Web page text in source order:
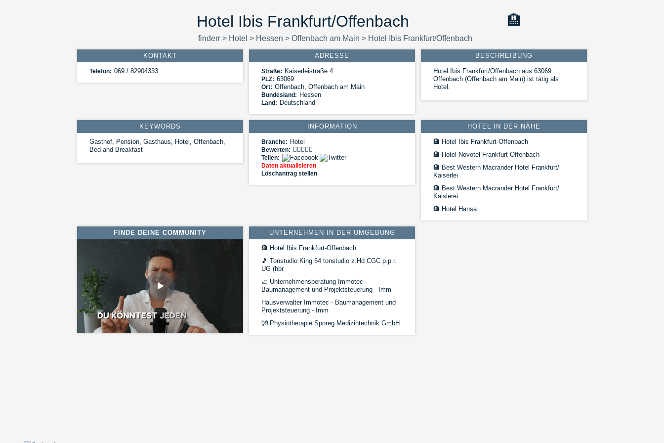
Hotel Ibis Frankfurt/Offenbach 🏨
finderr > Hotel > Hessen > Offenbach am Main > Hotel Ibis Frankfurt/Offenbach
KONTAKT
Telefon: 069 / 82904333
ADRESSE
Straße: Kaiserleistraße 4
PLZ: 63069
Ort: Offenbach, Offenbach am Main
Bundesland: Hessen
Land: Deutschland
BESCHREIBUNG
Hotel Ibis Frankfurt/Offenbach aus 63069
Offenbach (Offenbach am Main) ist tätig als
Hotel.
KEYWORDS
Gasthof, Pension, Gasthaus, Hotel, Offenbach,
Bed and Breakfast
INFORMATION
Branche: Hotel
Bewerten:
Teilen:
Daten aktualisieren
Löschantrag stellen
HOTEL IN DER NÄHE
🏨 Hotel Ibis Frankfurt-Offenbach
🏨 Hotel Novotel Frankfurt Offenbach
🏨 Best Western Macrander Hotel Frankfurt/
Kaiserlei
🏨 Best Western Macrander Hotel Frankfurt/
Kaislerei
🏨 Hotel Hansa
FINDE DEINE COMMUNITY UNTERNEHMEN IN DER UMGEBUNG
🏨 Hotel Ibis Frankfurt-Offenbach
🎵 Tonstudio King 54 tonstudio z.Hd CGC p.p.r.
UG (hbr
📈 Unternehmensberatung Immotec -
Baumanagement und Projektsteuerung - Imm
Hausverwalter Immotec - Baumanagement und
Projektsteuerung - Imm
👐 Physiotherapie Sporeg Medizintechnik GmbH